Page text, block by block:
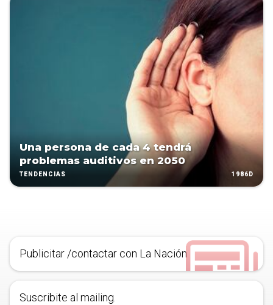
Una persona de cada 4 tendrá
problemas auditivos en 2050
TENDENCIAS 1986D
Publicitar /contactar con La Nación
Suscribite al mailing.